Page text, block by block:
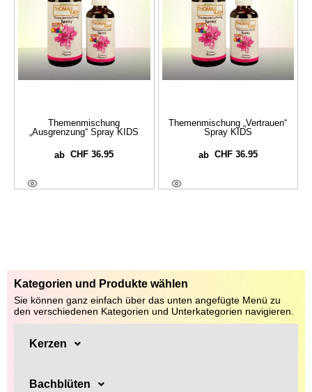
Themenmischung
„Ausgrenzung“ Spray KIDS
abCHF 36.95
Themenmischung „Vertrauen“
Spray KIDS
ab CHF36.95
Kategorien und Produkte wählen
Sie können ganz einfach über das unten angefügte Menü zu
den verschiedenen Kategorien und Unterkategorien navigieren.
Kerzen
Bachblüten